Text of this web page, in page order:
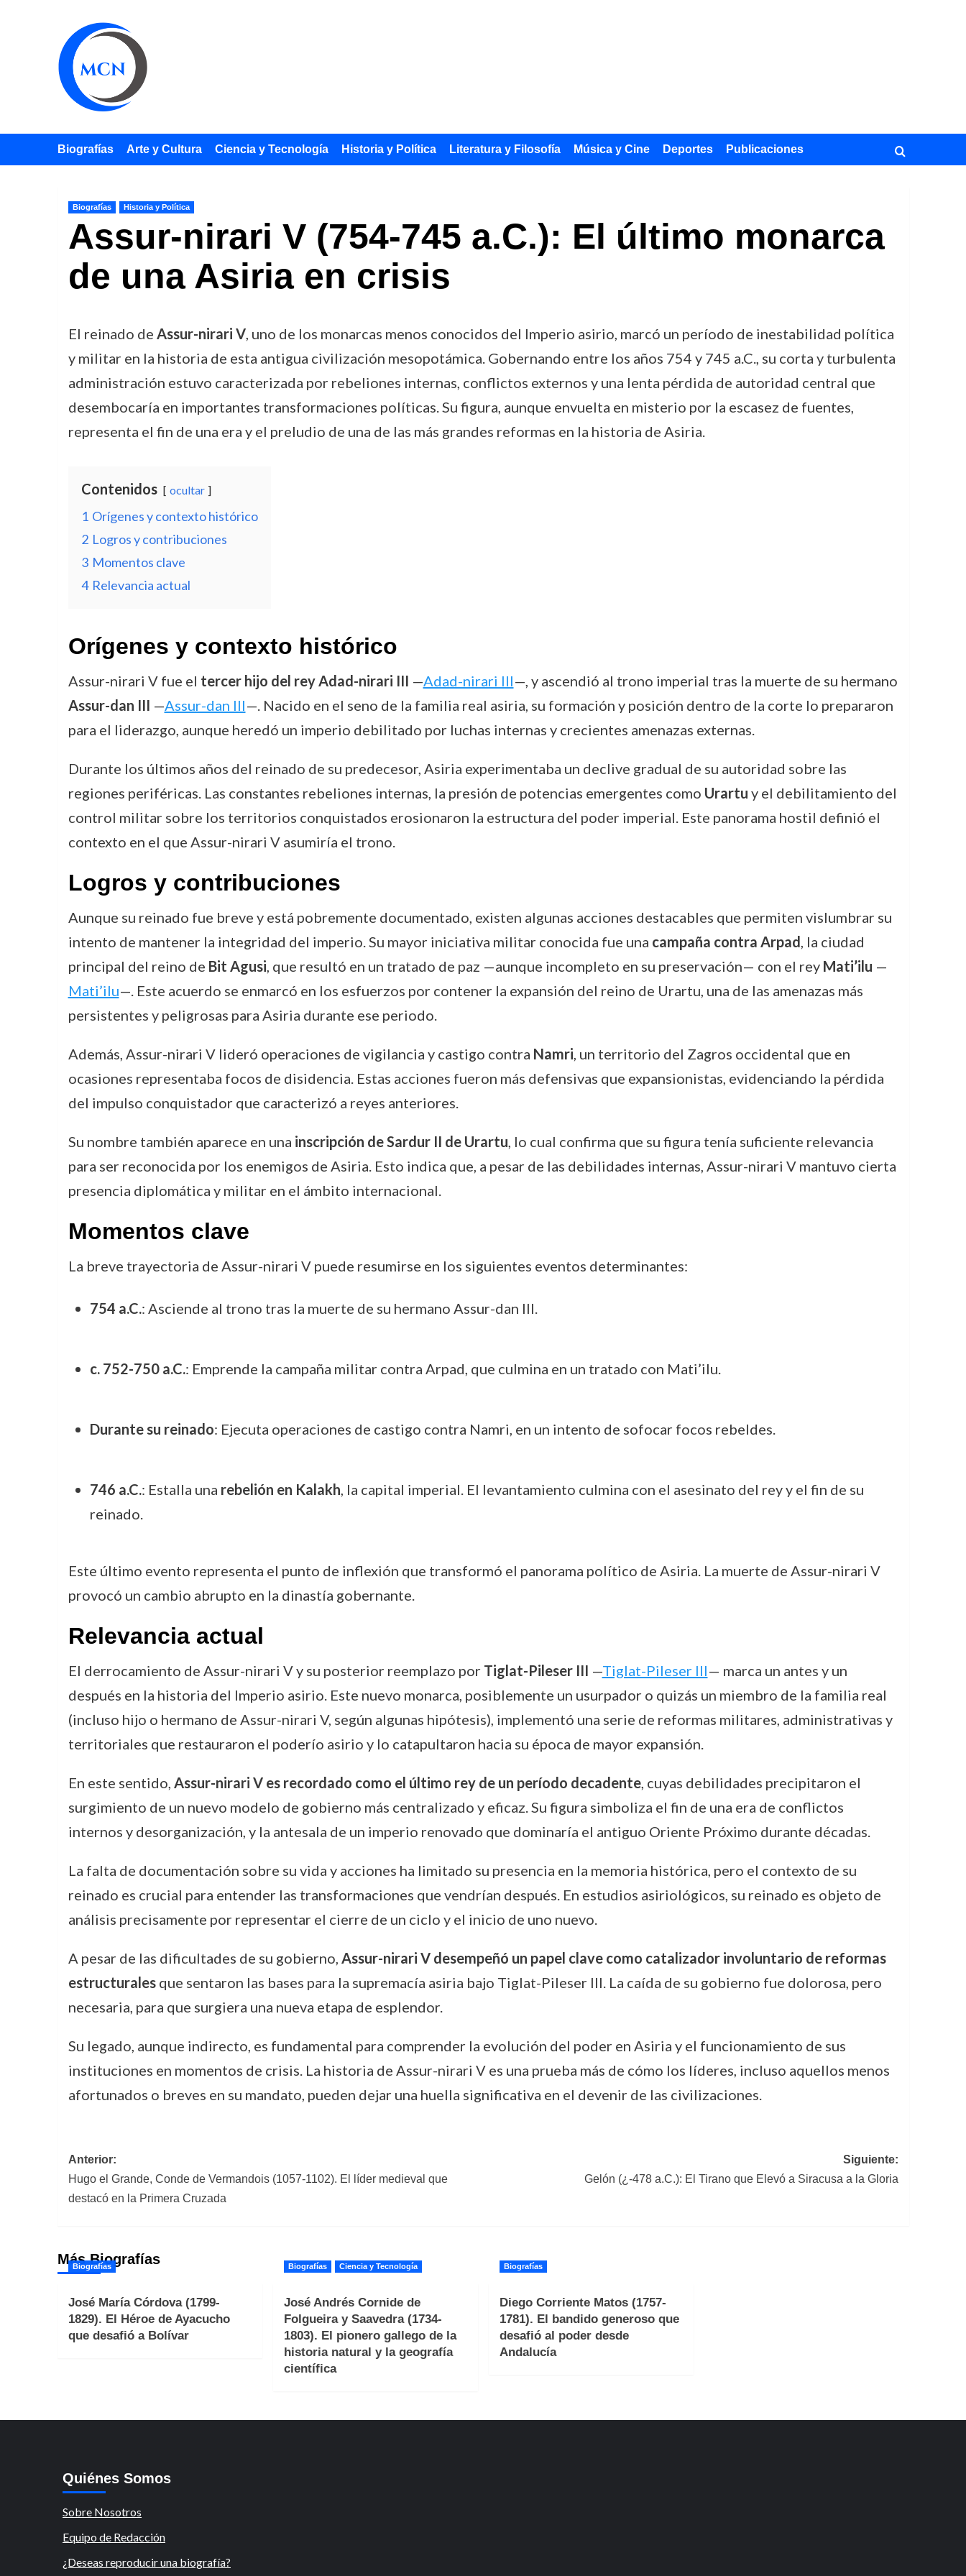
Biografías Arte y Cultura Ciencia y Tecnología Historia y Política Literatura y Filosofía Música y Cine Deportes Publicaciones
Biografías Historia y Política
Assur-nirari V (754-745 a.C.): El último monarca
de una Asiria en crisis
El reinado de Assur-nirari V, uno de los monarcas menos conocidos del Imperio asirio, marcó un período de inestabilidad política
y militar en la historia de esta antigua civilización mesopotámica. Gobernando entre los años 754 y 745 a.C., su corta y turbulenta
administración estuvo caracterizada por rebeliones internas, conflictos externos y una lenta pérdida de autoridad central que
desembocaría en importantes transformaciones políticas. Su figura, aunque envuelta en misterio por la escasez de fuentes,
representa el fin de una era y el preludio de una de las más grandes reformas en la historia de Asiria.
Contenidos ocultar
1 Orígenes y contexto histórico
2 Logros y contribuciones
3 Momentos clave
4 Relevancia actual
Orígenes y contexto histórico
Assur-nirari V fue el tercer hijo del rey Adad-nirari III —Adad-nirari III—, y ascendió al trono imperial tras la muerte de su hermano
Assur-dan III —Assur-dan III—. Nacido en el seno de la familia real asiria, su formación y posición dentro de la corte lo prepararon
para el liderazgo, aunque heredó un imperio debilitado por luchas internas y crecientes amenazas externas.
Durante los últimos años del reinado de su predecesor, Asiria experimentaba un declive gradual de su autoridad sobre las
regiones periféricas. Las constantes rebeliones internas, la presión de potencias emergentes como Urartu y el debilitamiento del
control militar sobre los territorios conquistados erosionaron la estructura del poder imperial. Este panorama hostil definió el
contexto en el que Assur-nirari V asumiría el trono.
Logros y contribuciones
Aunque su reinado fue breve y está pobremente documentado, existen algunas acciones destacables que permiten vislumbrar su
intento de mantener la integridad del imperio. Su mayor iniciativa militar conocida fue una campaña contra Arpad, la ciudad
principal del reino de Bit Agusi, que resultó en un tratado de paz —aunque incompleto en su preservación— con el rey Mati’ilu —
Mati’ilu—. Este acuerdo se enmarcó en los esfuerzos por contener la expansión del reino de Urartu, una de las amenazas más
persistentes y peligrosas para Asiria durante ese periodo.
Además, Assur-nirari V lideró operaciones de vigilancia y castigo contra Namri, un territorio del Zagros occidental que en
ocasiones representaba focos de disidencia. Estas acciones fueron más defensivas que expansionistas, evidenciando la pérdida
del impulso conquistador que caracterizó a reyes anteriores.
Su nombre también aparece en una inscripción de Sardur II de Urartu, lo cual confirma que su figura tenía suficiente relevancia
para ser reconocida por los enemigos de Asiria. Esto indica que, a pesar de las debilidades internas, Assur-nirari V mantuvo cierta
presencia diplomática y militar en el ámbito internacional.
Momentos clave
La breve trayectoria de Assur-nirari V puede resumirse en los siguientes eventos determinantes:
754 a.C.: Asciende al trono tras la muerte de su hermano Assur-dan III.
c. 752-750 a.C.: Emprende la campaña militar contra Arpad, que culmina en un tratado con Mati’ilu.
Durante su reinado: Ejecuta operaciones de castigo contra Namri, en un intento de sofocar focos rebeldes.
746 a.C.: Estalla una rebelión en Kalakh, la capital imperial. El levantamiento culmina con el asesinato del rey y el fin de su
reinado.
Este último evento representa el punto de inflexión que transformó el panorama político de Asiria. La muerte de Assur-nirari V
provocó un cambio abrupto en la dinastía gobernante.
Relevancia actual
El derrocamiento de Assur-nirari V y su posterior reemplazo por Tiglat-Pileser III —Tiglat-Pileser III— marca un antes y un
después en la historia del Imperio asirio. Este nuevo monarca, posiblemente un usurpador o quizás un miembro de la familia real
(incluso hijo o hermano de Assur-nirari V, según algunas hipótesis), implementó una serie de reformas militares, administrativas y
territoriales que restauraron el poderío asirio y lo catapultaron hacia su época de mayor expansión.
En este sentido, Assur-nirari V es recordado como el último rey de un período decadente, cuyas debilidades precipitaron el
surgimiento de un nuevo modelo de gobierno más centralizado y eficaz. Su figura simboliza el fin de una era de conflictos
internos y desorganización, y la antesala de un imperio renovado que dominaría el antiguo Oriente Próximo durante décadas.
La falta de documentación sobre su vida y acciones ha limitado su presencia en la memoria histórica, pero el contexto de su
reinado es crucial para entender las transformaciones que vendrían después. En estudios asiriológicos, su reinado es objeto de
análisis precisamente por representar el cierre de un ciclo y el inicio de uno nuevo.
A pesar de las dificultades de su gobierno, Assur-nirari V desempeñó un papel clave como catalizador involuntario de reformas
estructuralesque sentaron las bases para la supremacía asiria bajo Tiglat-Pileser III. La caída de su gobierno fue dolorosa, pero
necesaria, para que surgiera una nueva etapa de esplendor.
Su legado, aunque indirecto, es fundamental para comprender la evolución del poder en Asiria y el funcionamiento de sus
instituciones en momentos de crisis. La historia de Assur-nirari V es una prueba más de cómo los líderes, incluso aquellos menos
afortunados o breves en su mandato, pueden dejar una huella significativa en el devenir de las civilizaciones.
Navegación
de
Anterior:
Hugo el Grande, Conde de Vermandois (1057-1102). El líder medieval que
destacó en la Primera Cruzada
Siguiente:
Gelón (¿-478 a.C.): El Tirano que Elevó a Siracusa a la Gloria
Más Biografías
Biografías
José María Córdova (1799-
1829). El Héroe de Ayacucho
que desafió a Bolívar
Biografías Ciencia y Tecnología
José Andrés Cornide de
Folgueira y Saavedra (1734-
1803). El pionero gallego de la
historia natural y la geografía
científica
Biografías
Diego Corriente Matos (1757-
1781). El bandido generoso que
desafió al poder desde
Andalucía
Quiénes Somos
Sobre Nosotros
Equipo de Redacción
¿Deseas reproducir una biografía?